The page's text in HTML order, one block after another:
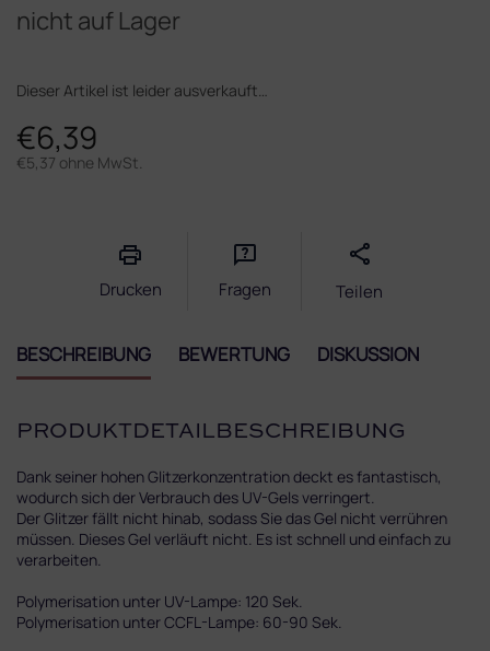
€6,39
€5,37 ohne MwSt.
nicht auf Lager
Dieser Artikel ist leider ausverkauft…
Drucken Fragen Teilen
BESCHREIBUNG BEWERTUNG DISKUSSION
PRODUKTDETAILBESCHREIBUNG
Dank seiner hohen Glitzerkonzentration deckt es fantastisch,
wodurch sich der Verbrauch des UV-Gels verringert.
Der Glitzer fällt nicht hinab, sodass Sie das Gel nicht verrühren
müssen. Dieses Gel verläuft nicht. Es ist schnell und einfach zu
verarbeiten.
Polymerisation unter UV-Lampe: 120 Sek.
Polymerisation unter CCFL-Lampe: 60-90 Sek.